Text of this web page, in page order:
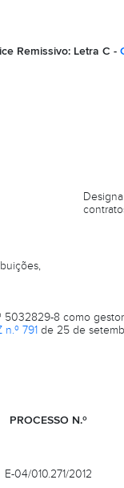
Remissivo:Letra C -
5032829-8 como
n.º 791de 25 de
PROCESSO N.º
E-04/010.271/2012